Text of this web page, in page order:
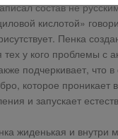
состав не
кислотой»
Пенка
тех у кого проблемы с
подчеркивает, что в
которое проникает
и запускает
жиденькая и внутри